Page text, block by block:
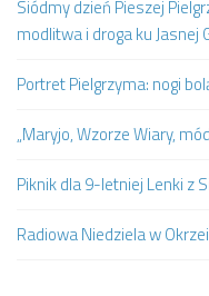
Siódmy dzień Pieszej
modlitwa i droga ku Jasnej
Portret Pielgrzyma: nogi
„Maryjo, Wzorze Wiary,
Piknik dla 9-letniej Lenki z
Radiowa Niedziela w